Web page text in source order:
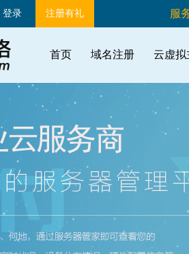
登录 注册有礼 服
首页 域名注册 云虚拟